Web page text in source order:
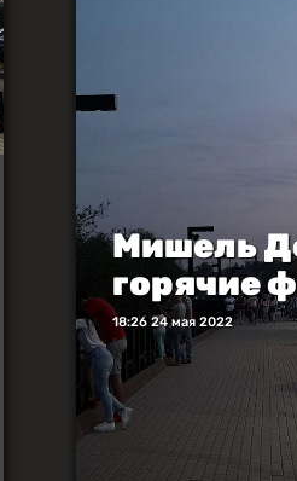
Мишель
горячие
18:26 24 мая 2022